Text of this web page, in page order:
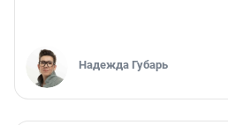
Надежда Губарь